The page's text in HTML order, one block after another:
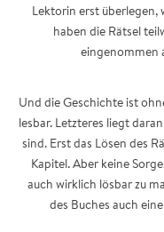
Lektorin erst überlegen,
haben die Rätsel
eingenommen
Und die Geschichte ist
lesbar. Letzteres liegt
sind. Erst das Lösen des
Kapitel. Aber keine
auch wirklich lösbar zu
des Buches auch